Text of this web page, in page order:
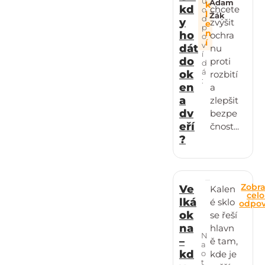
kd
y
ho
dát
do
ok
en
a
dv
eří
?
k
l
e
n
í
o
d
p
o
v
í
d
á
:
Adam
Žák
chcete
zvýšit
ochra
nu
proti
rozbití
a
zlepšit
bezpe
čnost...
Ve
lká
ok
na
–
kd
N
a
o
t
Kalen
é sklo
se řeší
hlavn
ě tam,
kde je